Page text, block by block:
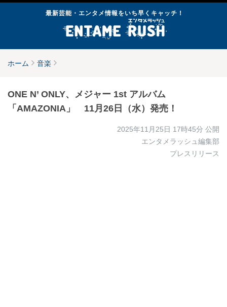
最新芸能・エンタメ情報をいち早くキャッチ！
ホーム 音楽
ONE N’ ONLY、メジャー 1st アルバム
「AMAZONIA」 11月26日（水）発売！
2025年11月25日 17時45分 公開
エンタメラッシュ編集部
プレスリリース